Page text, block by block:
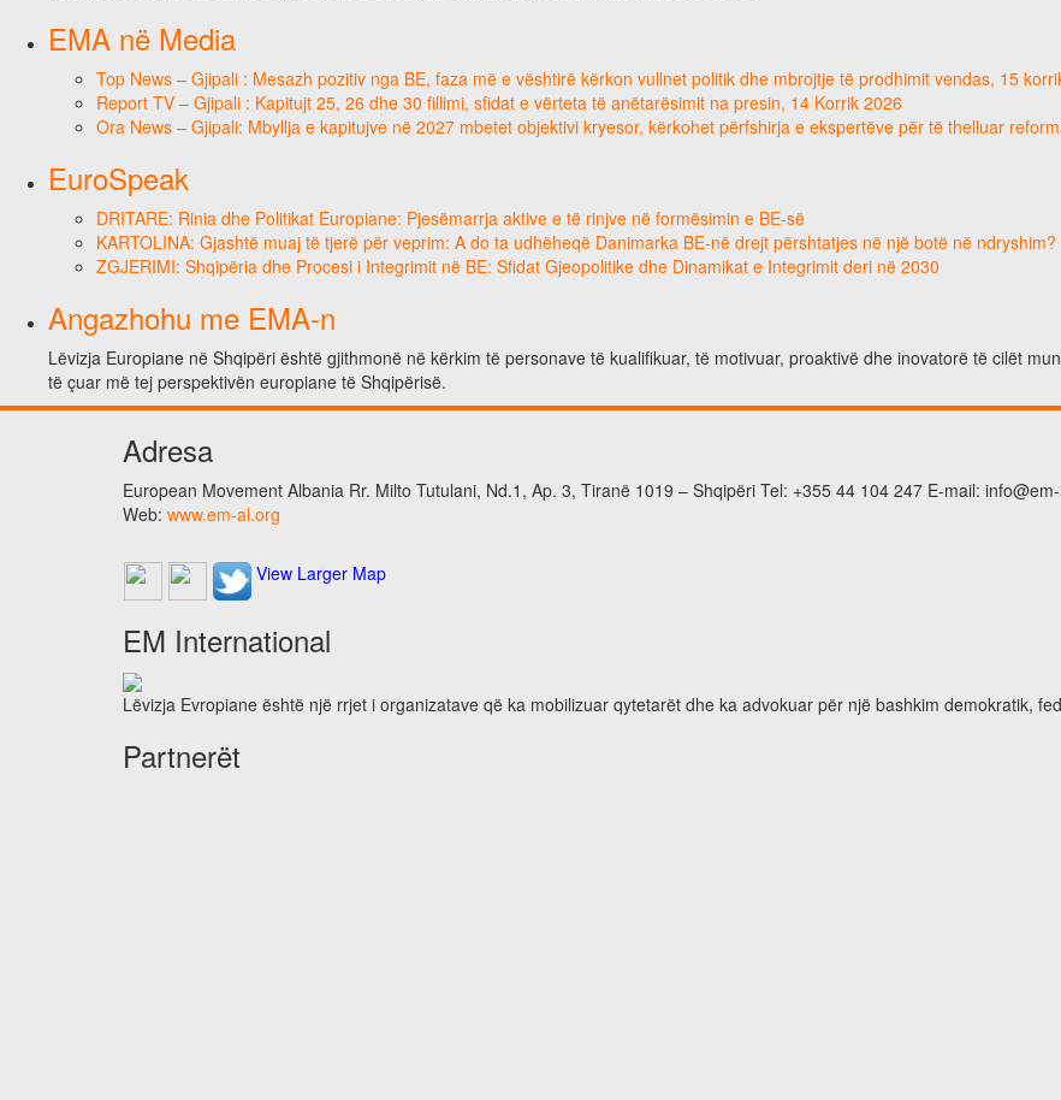
EMA në Media
Top News – Gjipali : Mesazh pozitiv nga BE, faza më e vështirë kërkon vullnet politik dhe mbrojtje të prodhimit vendas, 15
Report TV – Gjipali : Kapitujt 25, 26 dhe 30 fillimi, sfidat e vërteta të anëtarësimit na presin, 14 Korrik 2026
Ora News – Gjipali: Mbyllja e kapitujve në 2027 mbetet objektivi kryesor, kërkohet përfshirja e ekspertëve për të thelluar
EuroSpeak
DRITARE: Rinia dhe Politikat Europiane: Pjesëmarrja aktive e të rinjve në formësimin e BE-së
KARTOLINA: Gjashtë muaj të tjerë për veprim: A do ta udhëheqë Danimarka BE-në drejt përshtatjes në një botë në ndryshim?
ZGJERIMI: Shqipëria dhe Procesi i Integrimit në BE: Sfidat Gjeopolitike dhe Dinamikat e Integrimit deri në 2030
Angazhohu me EMA-n
Lëvizja Europiane në Shqipëri është gjithmonë në kërkim të personave të kualifikuar, të motivuar, proaktivë dhe inovatorë të cilët
të çuar më tej perspektivën europiane të Shqipërisë.
Adresa
European Movement Albania Rr. Milto Tutulani, Nd.1, Ap. 3, Tiranë 1019 – Shqipëri Tel: +355 44 104 247 E-mail:
Web: www.em-al.org
View Larger Map
EM International
Lëvizja Evropiane është një rrjet i organizatave që ka mobilizuar qytetarët dhe ka advokuar për një bashkim demokratik,
Partnerët